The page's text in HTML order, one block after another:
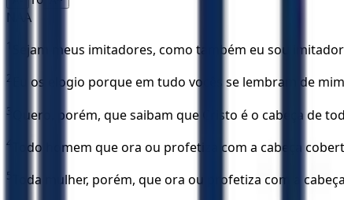
NAA
1 Sejam meus imitadores, como também eu sou imitador
2 Eu os elogio porque em tudo vocês se lembram de
3 Quero, porém, que saibam que Cristo é o cabeça de
4 Todo homem que ora ou profetiza com a cabeça
5 Toda mulher, porém, que ora ou profetiza com a